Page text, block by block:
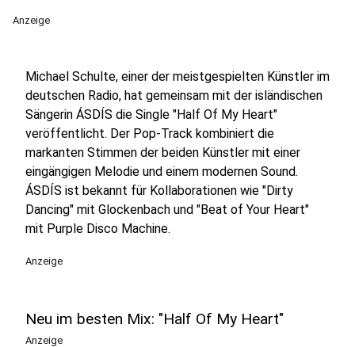
Anzeige
Michael Schulte, einer der meistgespielten Künstler im
deutschen Radio, hat gemeinsam mit der isländischen
Sängerin ÁSDÍS die Single "Half Of My Heart"
veröffentlicht. Der Pop-Track kombiniert die
markanten Stimmen der beiden Künstler mit einer
eingängigen Melodie und einem modernen Sound.
ÁSDÍS ist bekannt für Kollaborationen wie "Dirty
Dancing" mit Glockenbach und "Beat of Your Heart"
mit Purple Disco Machine.
Anzeige
Neu im besten Mix: "Half Of My Heart"
Anzeige